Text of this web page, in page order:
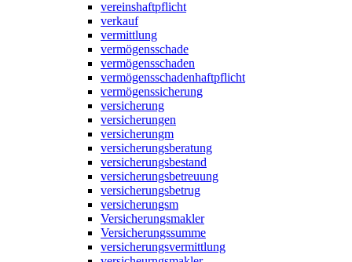
vereinshaftpflicht
verkauf
vermittlung
vermögensschade
vermögensschaden
vermögensschadenhaftpflicht
vermögenssicherung
versicherung
versicherungen
versicherungm
versicherungsberatung
versicherungsbestand
versicherungsbetreuung
versicherungsbetrug
versicherungsm
Versicherungsmakler
Versicherungssumme
versicherungsvermittlung